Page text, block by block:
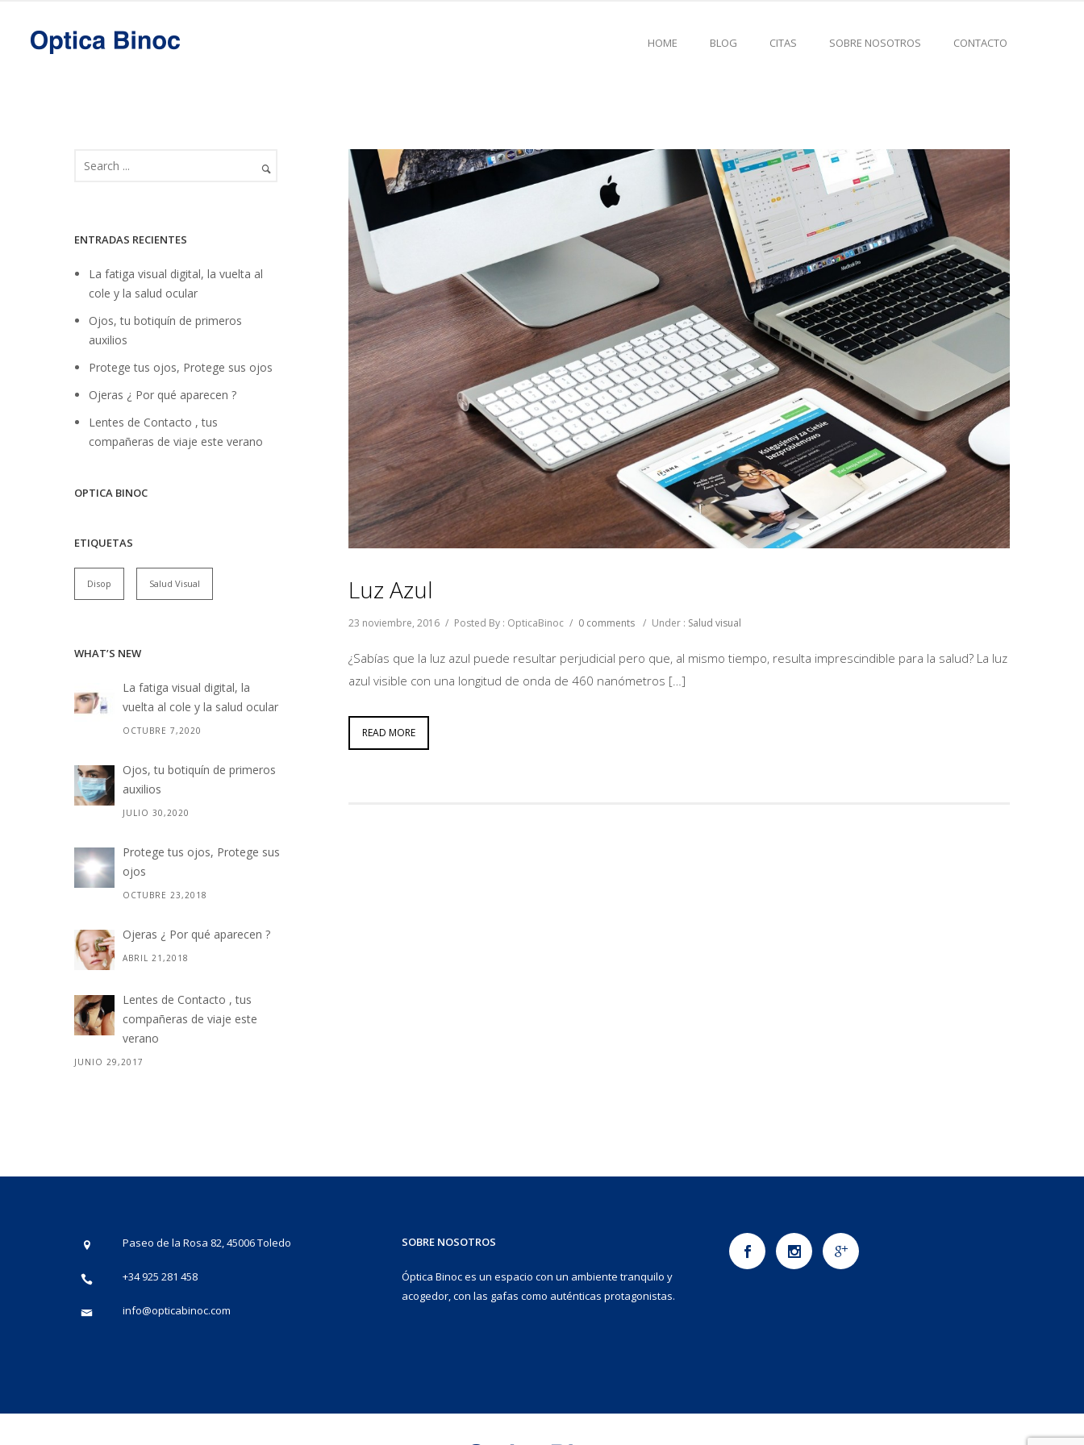
HOME BLOG CITAS SOBRE NOSOTROS CONTACTO
Luz Azul
23 noviembre, 2016 / Posted By : OpticaBinoc / 0 comments / Under : Salud visual
¿Sabías que la luz azul puede resultar perjudicial pero que, al mismo tiempo, resulta imprescindible para la salud? La luz
azul visible con una longitud de onda de 460 nanómetros […]
READ MORE
ENTRADAS RECIENTES
La fatiga visual digital, la vuelta al
cole y la salud ocular
Ojos, tu botiquín de primeros
auxilios
Protege tus ojos, Protege sus ojos
Ojeras ¿ Por qué aparecen ?
Lentes de Contacto , tus
compañeras de viaje este verano
OPTICA BINOC
ETIQUETAS
Disop Salud Visual
WHAT’S NEW
La fatiga visual digital, la
vuelta al cole y la salud ocular
OCTUBRE 7,2020
Ojos, tu botiquín de primeros
auxilios
JULIO 30,2020
Protege tus ojos, Protege sus
ojos
OCTUBRE 23,2018
Ojeras ¿ Por qué aparecen ?
ABRIL 21,2018
Lentes de Contacto , tus
compañeras de viaje este
verano
JUNIO 29,2017
Paseo de la Rosa 82, 45006 Toledo
+34 925 281 458
info@opticabinoc.com
SOBRE NOSOTROS
Óptica Binoc es un espacio con un ambiente tranquilo y
acogedor, con las gafas como auténticas protagonistas.